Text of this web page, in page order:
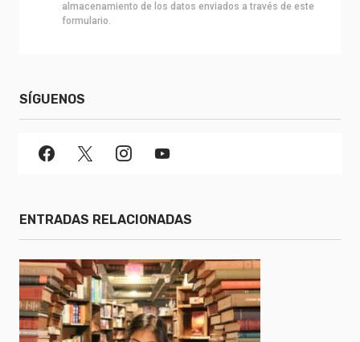
almacenamiento de los datos enviados a través de este
formulario.
SÍGUENOS
ENTRADAS RELACIONADAS